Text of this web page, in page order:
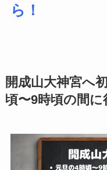
ら！
開成山大神宮へ
頃〜9時頃の間に